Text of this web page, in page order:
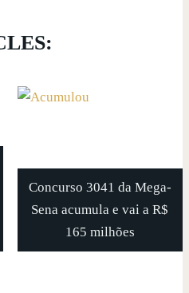
Concurso 3041 da Mega-
Sena acumula e vai a R$
165 milhões